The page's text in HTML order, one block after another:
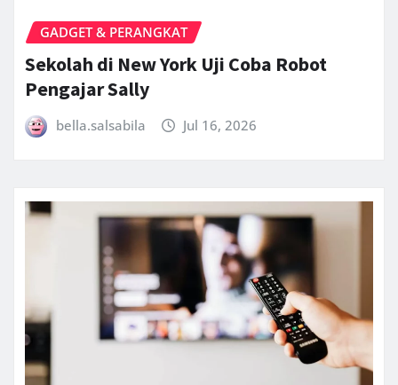
GADGET & PERANGKAT
Sekolah di New York Uji Coba Robot
Pengajar Sally
bella.salsabila Jul 16, 2026